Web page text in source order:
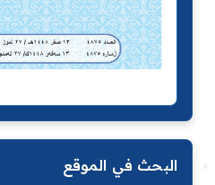
البحث في الموقع